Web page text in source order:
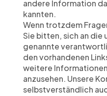
andere Information
kannten.
Wenn trotzdem
Sie bitten, sich an die
genannte
den vorhandenen
weitere
anzusehen. Unsere
selbstverständlich